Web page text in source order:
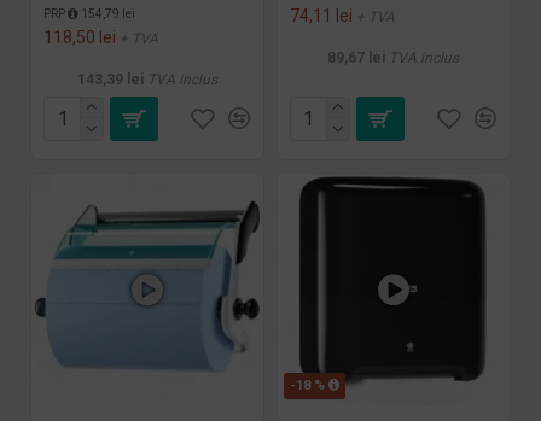
PRP 154,79 lei
118,50 lei + TVA
143,39 lei TVA inclus
74,11 lei + TVA
89,67 lei TVA inclus
-18 %